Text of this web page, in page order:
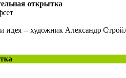
открытка
идея -- художник Александр